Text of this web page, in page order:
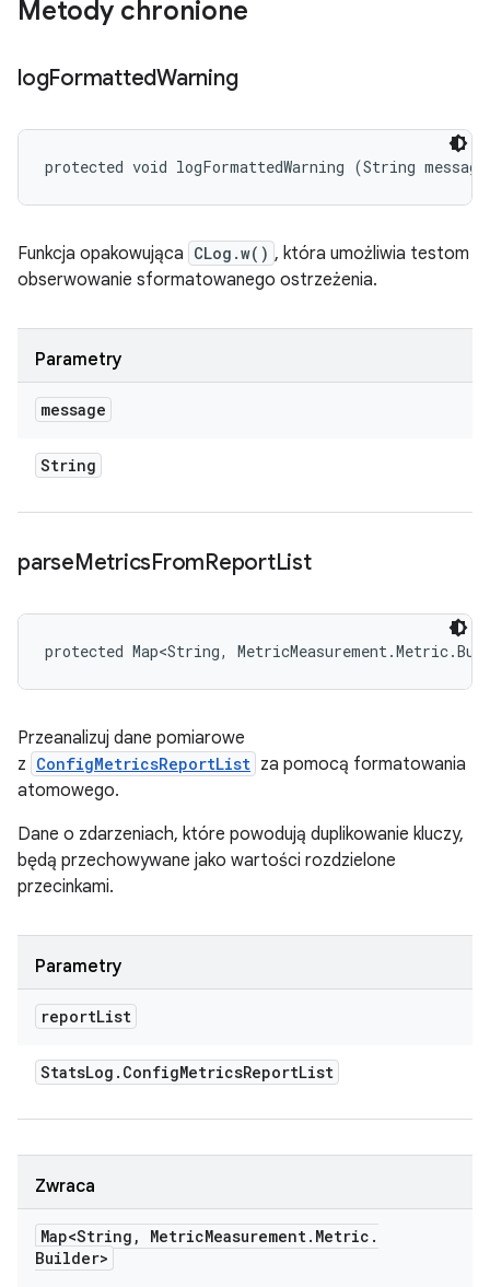
Metody chronione
logFormattedWarning
protected void logFormattedWarning (String
Funkcja opakowująca CLog.w() , która umożliwia testom
obserwowanie sformatowanego ostrzeżenia.
Parametry
message
String
parseMetricsFromReportList
protected Map<String,
Przeanalizuj dane pomiarowe
z ConfigMetricsReportList za pomocą formatowania
atomowego.
Dane o zdarzeniach, które powodują duplikowanie kluczy,
będą przechowywane jako wartości rozdzielone
przecinkami.
Parametry
reportList
StatsLog . ConfigMetricsReportList
Zwraca
Map<String , MetricMeasurement. Metric .
Builder>